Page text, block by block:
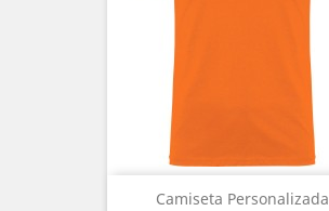
Camiseta Personalizada